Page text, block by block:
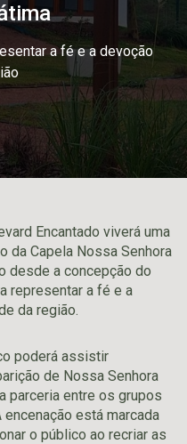
a fé e a devoção
Encantado viverá uma
da Capela Nossa Senhora
desde a concepção do
representar a fé e a
da região.
poderá assistir
de Nossa Senhora
parceria entre os grupos
está marcada
o público ao recriar as